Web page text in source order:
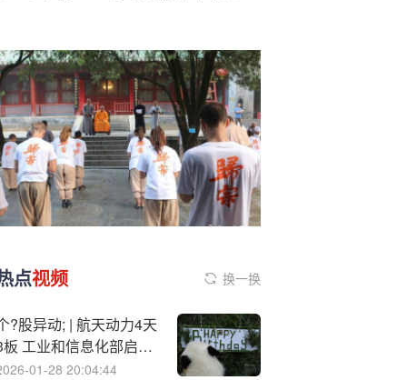
点视频 换一换
?股异动; | 航天动力4天
板 工业和信息化部启动
星物联网业务商用试验
01-28 20:04:44